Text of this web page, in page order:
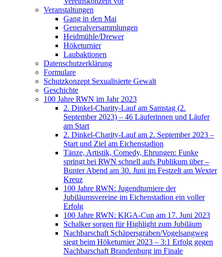
Veranstaltungen
Gang in den Mai
Generalversammlungen
Heidmühle/Drewer
Höketurnier
Laubaktionen
Datenschutzerklärung
Formulare
Schutzkonzept Sexualisierte Gewalt
Geschichte
100 Jahre RWN im Jahr 2023
2. Dinkel-Charity-Lauf am Samstag (2.
September 2023) – 46 Läuferinnen und Läufer
am Start
2. Dinkel-Charity-Lauf am 2. September 2023 –
Start und Ziel am Eichenstadion
Tänze, Artistik, Comedy, Ehrungen: Funke
springt bei RWN schnell aufs Publikum über –
Bunter Abend am 30. Juni im Festzelt am Wexter
Kreuz
100 Jahre RWN: Jugendturniere der
Jubiläumsvereine im Eichenstadion ein voller
Erfolg
100 Jahre RWN: KIGA-Cup am 17. Juni 2023
Schalker sorgen für Highlight zum Jubiläum
Nachbarschaft Schäpersgraben/Vogelsangweg
siegt beim Höketurnier 2023 – 3:1 Erfolg gegen
Nachbarschaft Brandenburg im Finale